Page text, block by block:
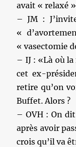
avait « relaxé
– JM :
«
« vasectomie
– IJ : «Là où
cet ex-
retire qu’on
Buffet. Alors ?
– OVH : On
après avoir
crois qu’il va